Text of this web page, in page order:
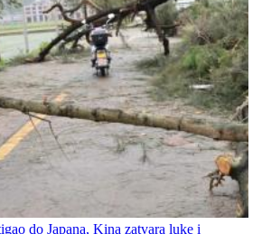
do Japana, Kina zatvara luke i